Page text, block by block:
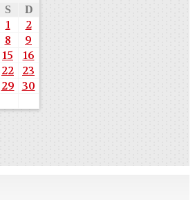
S D
1
2
8
9
15
16
22
23
29 30